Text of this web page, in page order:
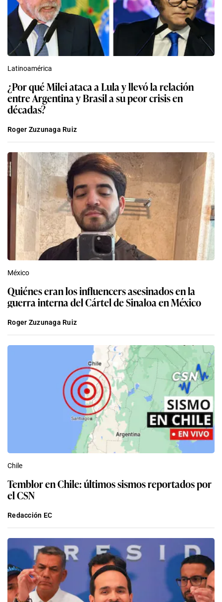
Latinoamérica
¿Por qué Milei ataca a Lula y llevó la relación
entre Argentina y Brasil a su peor crisis en
décadas?
Roger Zuzunaga Ruiz
México
Quiénes eran los influencers asesinados en la
guerra interna del Cártel de Sinaloa en México
Roger Zuzunaga Ruiz
Chile
Temblor en Chile: últimos sismos reportados por
el CSN
Redacción EC